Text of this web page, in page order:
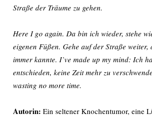
Straße der Träume zu gehen.
Here I go again. Da bin ich wieder, stehe
eigenen Füßen. Gehe auf der Straße weiter,
immer kannte. I’ve made up my mind: Ich
entschieden, keine Zeit mehr zu
wasting no more time.
Autorin: Ein seltener Knochentumor, eine